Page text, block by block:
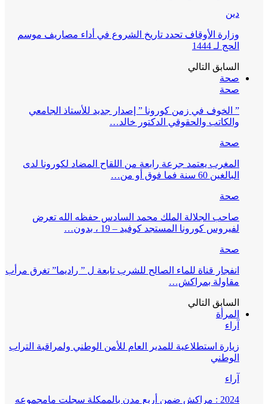
دين
وزارة الأوقاف تحدد تاريخ الشروع في أداء مصاريف موسم
الحج لـ 1444
السابق التالي
صحة
صحة
” الخوف في زمن كورونا ” إصدار جديد للأستاذ الجامعي
والكاتب والحقوقي الدكتور خالد…
صحة
المغرب يعتمد جرعة رابعة من اللقاح المضاد لكورونا لدى
البالغين 60 سنة فما فوق أو من…
صحة
صاحب الجلالة الملك محمد السادس حفظه الله تعرض
لفيروس كورونا المستجد كوفيد – 19 ، بدون…
صحة
انفجار قناة للماء الصالح للشرب تابعة ل ” راديما” تغرق مرأب
مقاولة بمراكش…
السابق التالي
المرأة
آراء
زيارة استطلاعية للمدير العام للأمن الوطني ولمراقبة التراب
الوطني
آراء
2024 : مراكش ضمن أربع مدن بالممكلة سجلت مامجموعه